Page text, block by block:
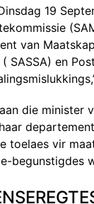
19
van
( SASSA) en
die minister
toelaes vir
begunstigdes